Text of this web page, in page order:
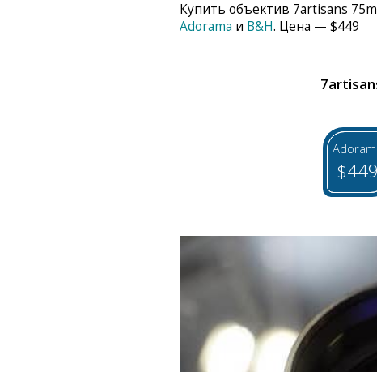
Купить объектив 7artisans
Adorama и B&H. Цена — $449
$449